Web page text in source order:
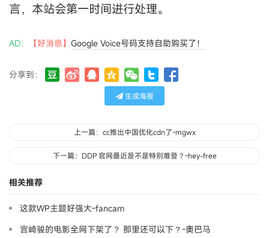
言，本站会第一时间进行处理。
AD： 【好消息】 Google Voice号码支持自助购买了！
分享到：
生成海报
上一篇：cc推出中国优化cdn了-mgwx
下一篇：DDP 官网最近是不是特别难登？-hey-free
相关推荐
这款WP主题好强大-fancam
宫崎骏的电影全网下架了？ 那里还可以下？-奧巴马